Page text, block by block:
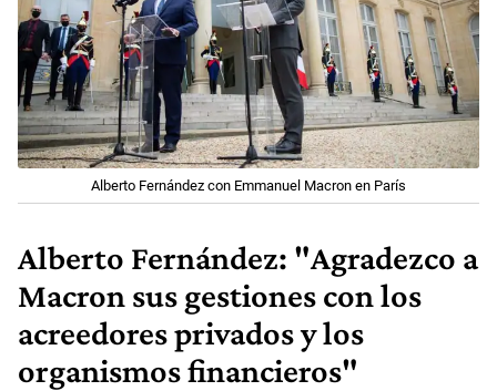
Alberto Fernández con Emmanuel Macron en París
Alberto Fernández: "Agradezco a
Macron sus gestiones con los
acreedores privados y los
organismos financieros"